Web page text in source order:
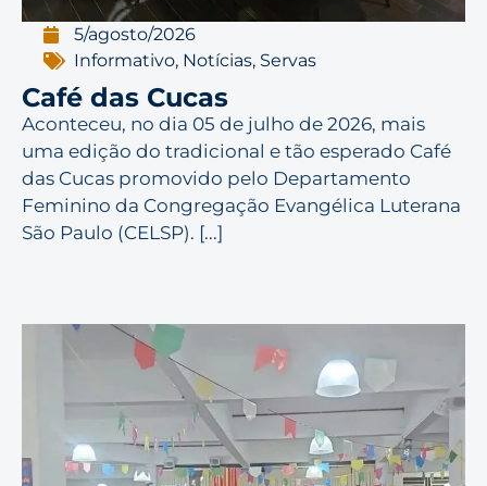
5/agosto/2026
Informativo, Notícias, Servas
Café das Cucas
Aconteceu, no dia 05 de julho de 2026, mais
uma edição do tradicional e tão esperado Café
das Cucas promovido pelo Departamento
Feminino da Congregação Evangélica Luterana
São Paulo (CELSP). [...]